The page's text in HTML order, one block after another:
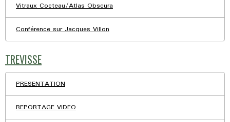
Vitraux Cocteau/Atlas Obscura
Conférence sur Jacques Villon
TREVISSE
PRESENTATION
REPORTAGE VIDEO